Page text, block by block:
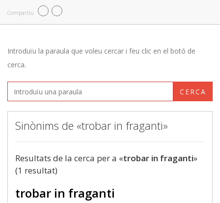
Compartiu
Introduïu la paraula que voleu cercar i feu clic en el botó de
cerca.
CERCA
Sinònims de «trobar in fraganti»
Resultats de la cerca per a «trobar in fraganti»
(1 resultat)
trobar in fraganti